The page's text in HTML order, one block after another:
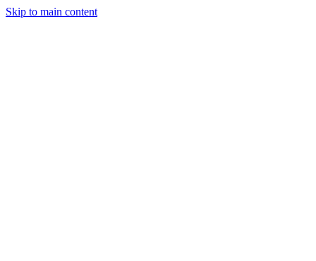
Skip to main content